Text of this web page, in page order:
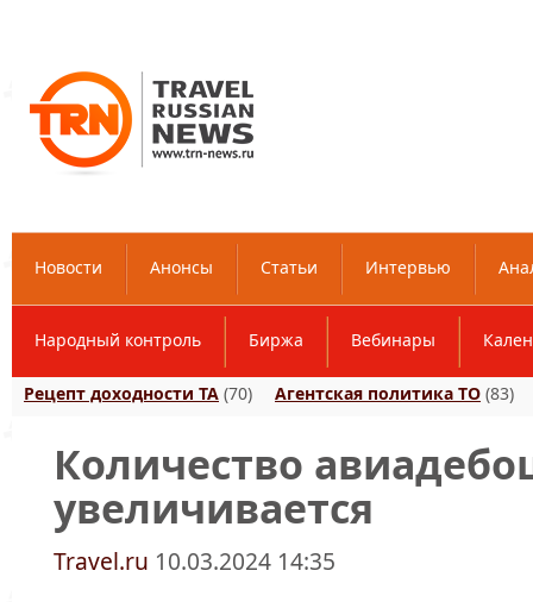
Новости Анонсы Статьи Интервью
Народный контроль Биржа Вебинары
Рецепт доходности ТА (70) Агентская политика ТО (83)
Количество
увеличивается
Travel.ru 10.03.2024 14:35